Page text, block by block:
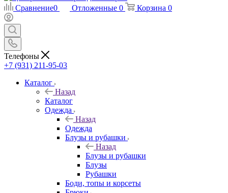
Сравнение0 Отложенные 0 Корзина 0
Телефоны
+7 (931) 211-95-03
Каталог
Назад
Каталог
Одежда
Назад
Одежда
Блузы и рубашки
Назад
Блузы и рубашки
Блузы
Рубашки
Боди, топы и корсеты